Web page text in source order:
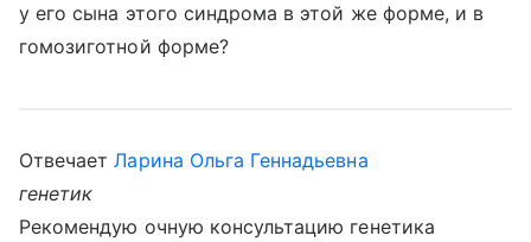
у его сына этого синдрома в этой же форме, и в
гомозиготной форме?
ОтвечаетЛарина Ольга Геннадьевна
генетик
Рекомендую очную консультацию генетика